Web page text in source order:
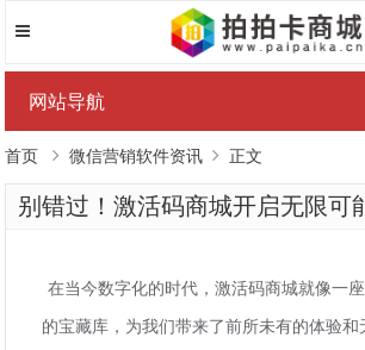
网站导航
首页 微信营销软件资讯 正文
别错过！激活码商城开启无限可
在当今数字化的时代，激活码商城就像一
的宝藏库，为我们带来了前所未有的体验